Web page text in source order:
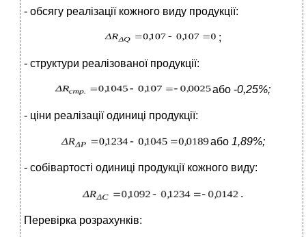
- обсягу реалізації кожного виду продукції:
;
- структури реалізованої продукції:
або -0,25%;
- ціни реалізації одиниці продукції:
або 1,89%;
- собівартості одиниці продукції кожного виду:
.
Перевірка розрахунків: